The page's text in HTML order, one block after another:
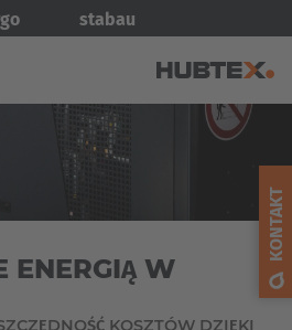
stabau
ENERGIĄ W
KOSZTÓW DZIĘKI
KONTAKT